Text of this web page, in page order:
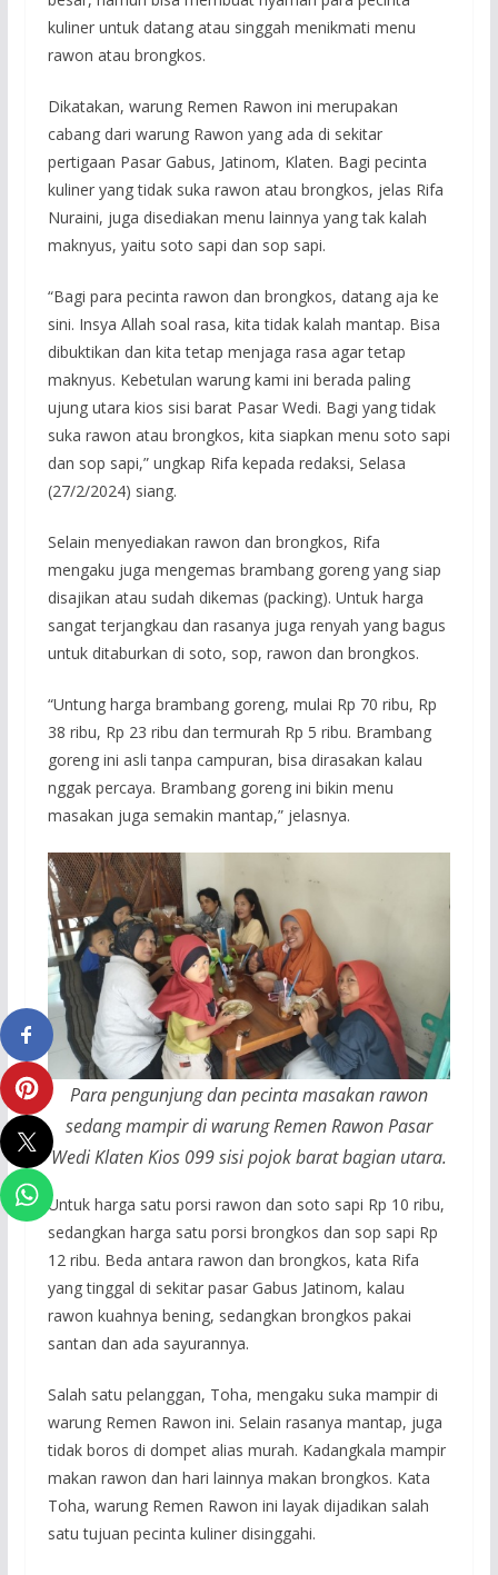
kuliner untuk datang atau singgah menikmati menu
rawon atau brongkos.
Dikatakan, warung Remen Rawon ini merupakan
cabang dari warung Rawon yang ada di sekitar
pertigaan Pasar Gabus, Jatinom, Klaten. Bagi pecinta
kuliner yang tidak suka rawon atau brongkos, jelas Rifa
Nuraini, juga disediakan menu lainnya yang tak kalah
maknyus, yaitu soto sapi dan sop sapi.
“Bagi para pecinta rawon dan brongkos, datang aja ke
sini. Insya Allah soal rasa, kita tidak kalah mantap. Bisa
dibuktikan dan kita tetap menjaga rasa agar tetap
maknyus. Kebetulan warung kami ini berada paling
ujung utara kios sisi barat Pasar Wedi. Bagi yang tidak
suka rawon atau brongkos, kita siapkan menu soto sapi
dan sop sapi,” ungkap Rifa kepada redaksi, Selasa
(27/2/2024) siang.
Selain menyediakan rawon dan brongkos, Rifa
mengaku juga mengemas brambang goreng yang siap
disajikan atau sudah dikemas (packing). Untuk harga
sangat terjangkau dan rasanya juga renyah yang bagus
untuk ditaburkan di soto, sop, rawon dan brongkos.
“Untung harga brambang goreng, mulai Rp 70 ribu, Rp
38 ribu, Rp 23 ribu dan termurah Rp 5 ribu. Brambang
goreng ini asli tanpa campuran, bisa dirasakan kalau
nggak percaya. Brambang goreng ini bikin menu
masakan juga semakin mantap,” jelasnya.
Para pengunjung dan pecinta masakan rawon
sedang mampir di warung Remen Rawon Pasar
Wedi Klaten Kios 099 sisi pojok barat bagian utara.
Untuk harga satu porsi rawon dan soto sapi Rp 10 ribu,
sedangkan harga satu porsi brongkos dan sop sapi Rp
12 ribu. Beda antara rawon dan brongkos, kata Rifa
yang tinggal di sekitar pasar Gabus Jatinom, kalau
rawon kuahnya bening, sedangkan brongkos pakai
santan dan ada sayurannya.
Salah satu pelanggan, Toha, mengaku suka mampir di
warung Remen Rawon ini. Selain rasanya mantap, juga
tidak boros di dompet alias murah. Kadangkala mampir
makan rawon dan hari lainnya makan brongkos. Kata
Toha, warung Remen Rawon ini layak dijadikan salah
satu tujuan pecinta kuliner disinggahi.